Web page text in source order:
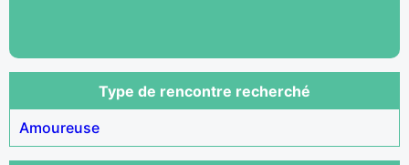
Type de rencontre recherché
Amoureuse